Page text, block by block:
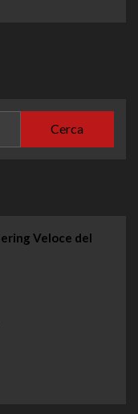
Cerca
Veloce del